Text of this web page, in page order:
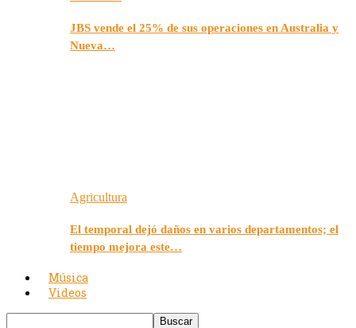
JBS vende el 25% de sus operaciones en Australia y
Nueva…
Agricultura
El temporal dejó daños en varios departamentos; el
tiempo mejora este…
Música
Videos